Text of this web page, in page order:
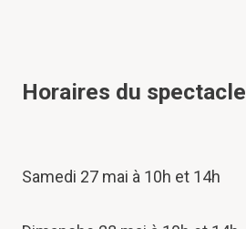
Horaires du spectacle
Samedi 27 mai à 10h et 14h